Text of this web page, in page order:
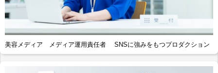
美容メディア メディア運用責任者 SNSに強みをもつプロダクション